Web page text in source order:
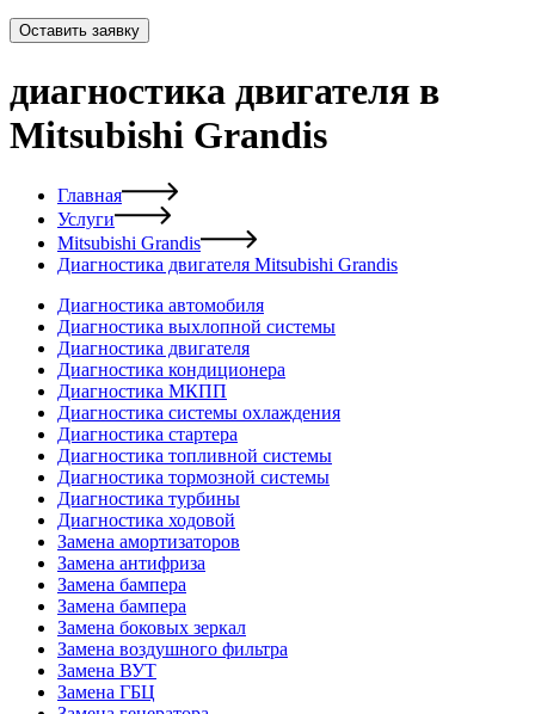
Оставить заявку
диагностика двигателя в
Mitsubishi Grandis
Главная
Услуги
Mitsubishi Grandis
Диагностика двигателя Mitsubishi Grandis
Диагностика автомобиля
Диагностика выхлопной системы
Диагностика двигателя
Диагностика кондиционера
Диагностика МКПП
Диагностика системы охлаждения
Диагностика стартера
Диагностика топливной системы
Диагностика тормозной системы
Диагностика турбины
Диагностика ходовой
Замена амортизаторов
Замена антифриза
Замена бампера
Замена бампера
Замена боковых зеркал
Замена воздушного фильтра
Замена ВУТ
Замена ГБЦ